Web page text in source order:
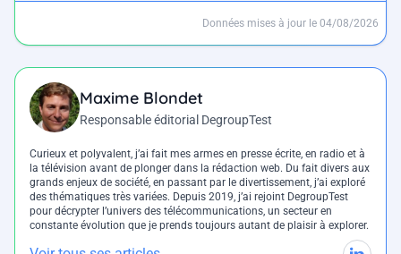
Données mises à jour le 04/08/2026
Maxime Blondet
Responsable éditorial DegroupTest
Curieux et polyvalent, j’ai fait mes armes en presse écrite, en radio et à
la télévision avant de plonger dans la rédaction web. Du fait divers aux
grands enjeux de société, en passant par le divertissement, j’ai exploré
des thématiques très variées. Depuis 2019, j’ai rejoint DegroupTest
pour décrypter l’univers des télécommunications, un secteur en
constante évolution que je prends toujours autant de plaisir à explorer.